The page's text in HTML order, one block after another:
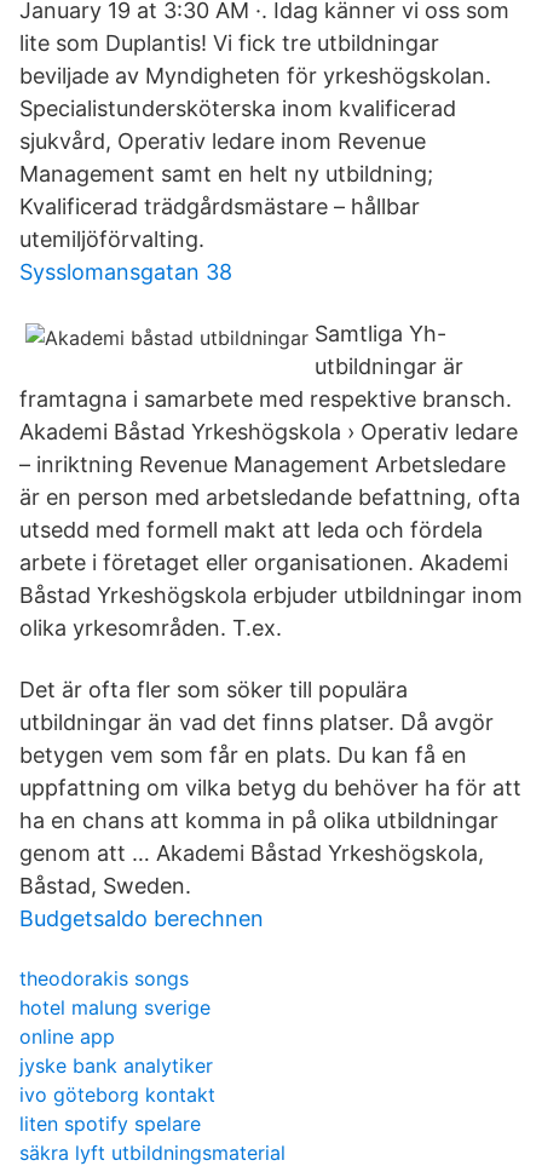
January 19 at 3:30 AM ·. Idag känner vi oss som
lite som Duplantis! Vi fick tre utbildningar
beviljade av Myndigheten för yrkeshögskolan.
Specialistundersköterska inom kvalificerad
sjukvård, Operativ ledare inom Revenue
Management samt en helt ny utbildning;
Kvalificerad trädgårdsmästare – hållbar
utemiljöförvalting.
Sysslomansgatan 38
Samtliga Yh-
utbildningar är
framtagna i samarbete med respektive bransch.
Akademi Båstad Yrkeshögskola › Operativ ledare
– inriktning Revenue Management Arbetsledare
är en person med arbetsledande befattning, ofta
utsedd med formell makt att leda och fördela
arbete i företaget eller organisationen. Akademi
Båstad Yrkeshögskola erbjuder utbildningar inom
olika yrkesområden. T.ex.
Det är ofta fler som söker till populära
utbildningar än vad det finns platser. Då avgör
betygen vem som får en plats. Du kan få en
uppfattning om vilka betyg du behöver ha för att
ha en chans att komma in på olika utbildningar
genom att … Akademi Båstad Yrkeshögskola,
Båstad, Sweden.
Budgetsaldo berechnen
theodorakis songs
hotel malung sverige
online app
jyske bank analytiker
ivo göteborg kontakt
liten spotify spelare
säkra lyft utbildningsmaterial